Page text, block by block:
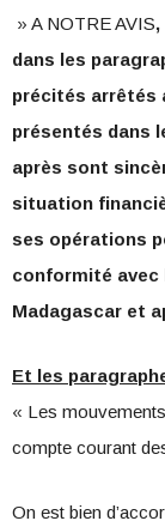
» A NOTRE AVIS
dans les
précités arrêtés
présentés dans
après sont
situation
ses opérations
conformité avec
Madagascar et
Et les
« Les
compte courant
On est bien